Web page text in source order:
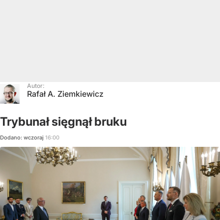
Autor:
Rafał A. Ziemkiewicz
Trybunał sięgnął bruku
Dodano: wczoraj 16:00